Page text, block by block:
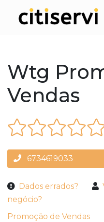
Wtg
Vendas
6734619033
Dados errados?
negócio?
Promoção de Vendas